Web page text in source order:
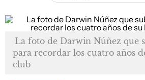
La foto de Darwin Núñez que
para recordar los cuatro años
club